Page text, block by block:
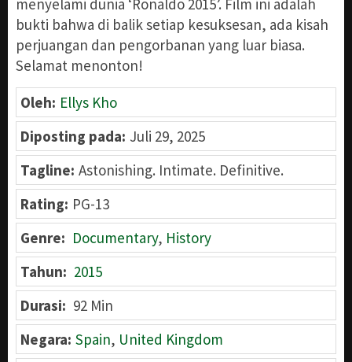
menyelami dunia ‘Ronaldo 2015’. Film ini adalah
bukti bahwa di balik setiap kesuksesan, ada kisah
perjuangan dan pengorbanan yang luar biasa.
Selamat menonton!
Oleh: Ellys Kho
Diposting pada: Juli 29, 2025
Tagline: Astonishing. Intimate. Definitive.
Rating: PG-13
Genre: Documentary, History
Tahun: 2015
Durasi: 92 Min
Negara: Spain, United Kingdom